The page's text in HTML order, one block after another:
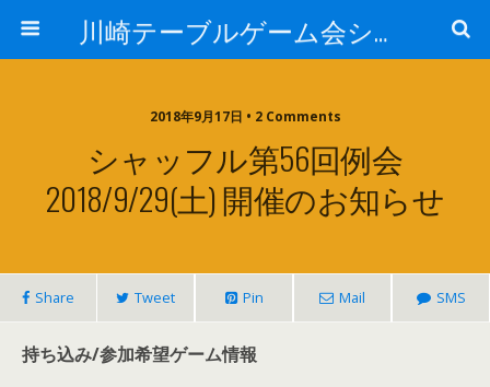
川崎テーブルゲーム会シャッフル
2018年9月17日 • 2 Comments
シャッフル第56回例会
2018/9/29(土) 開催のお知らせ
Share Tweet Pin Mail SMS
持ち込み/参加希望ゲーム情報